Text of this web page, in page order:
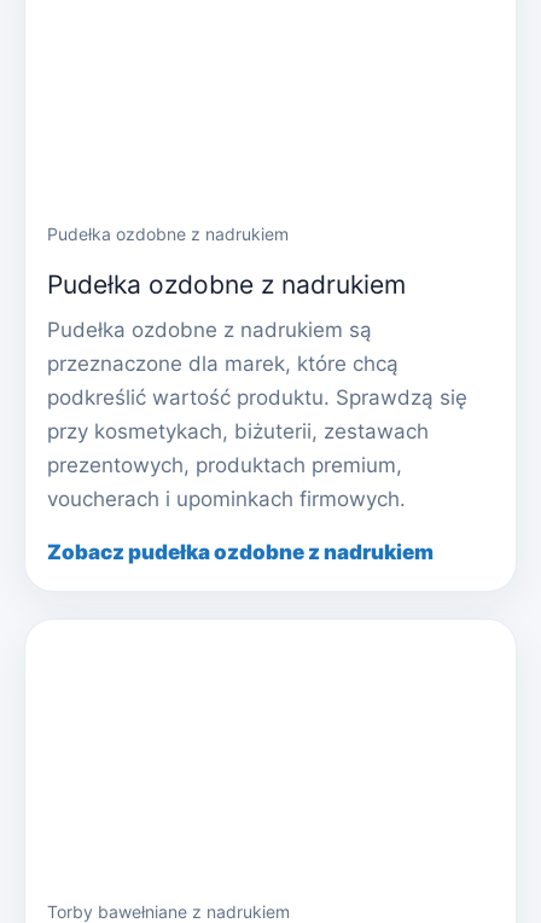
Pudełka ozdobne z nadrukiem
Pudełka ozdobne z nadrukiem
Pudełka ozdobne z nadrukiem są
przeznaczone dla marek, które chcą
podkreślić wartość produktu. Sprawdzą się
przy kosmetykach, biżuterii, zestawach
prezentowych, produktach premium,
voucherach i upominkach firmowych.
Zobacz pudełka ozdobne z nadrukiem
Torby bawełniane z nadrukiem